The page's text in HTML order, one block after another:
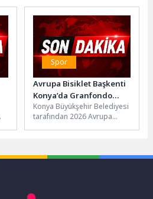
gelecek planlarını
kapsayan 2026
Sürdürülebilirlik
Raporu’nu yayımladı.
Hyundai,...
Spor
Avrupa Bisiklet Başkenti
Konya’da Granfondo
Bisiklet Yol Yarışı
Heyecanı Yaşandı
Konya Büyükşehir Belediyesi
tarafından 2026 Avrupa